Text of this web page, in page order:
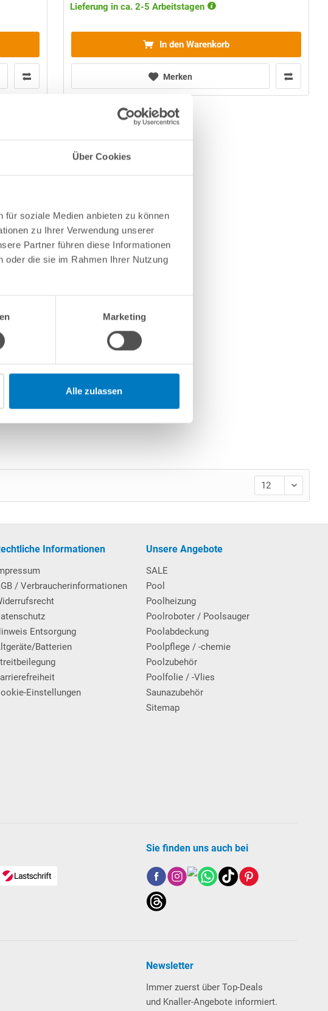
Über Cookies
für soziale Medien anbieten zu können
zu Ihrer Verwendung unserer
Partner führen diese Informationen
oder die sie im Rahmen Ihrer Nutzung
Marketing
Alle zulassen
Lieferung in ca. 2-5 Arbeitstagen
In den Warenkorb
Merken
Informationen
/ Verbraucherinformationen
Entsorgung
Batterien
Einstellungen
Unsere Angebote
SALE
Pool
Poolheizung
Poolroboter / Poolsauger
Poolabdeckung
Poolpflege / -chemie
Poolzubehör
Poolfolie / -Vlies
Saunazubehör
Sitemap
Sie finden uns auch bei
Newsletter
Immer zuerst über Top-Deals
und Knaller-Angebote informiert.